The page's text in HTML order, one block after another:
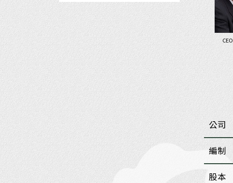
CEO
公司
編制
股本